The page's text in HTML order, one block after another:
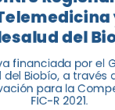
Regional de
y
presenta el
acercando
a los
del
financiada por el
del Biobío, a través
para la
FIC-R 2021.